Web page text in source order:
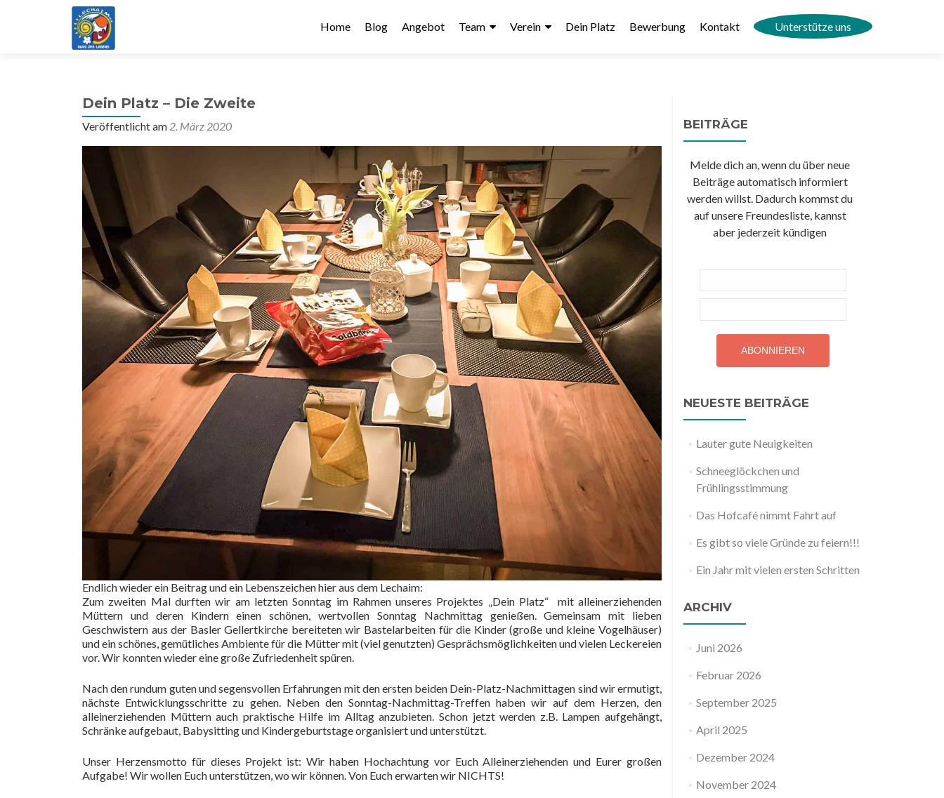
Home Blog Angebot Team Verein Dein Platz Bewerbung Kontakt Unterstütze uns
Dein Platz – Die Zweite
Veröffentlicht am 2. März 2020
Endlich wieder ein Beitrag und ein Lebenszeichen hier aus dem Lechaim:
Zum zweiten Mal durften wir am letzten Sonntag im Rahmen unseres Projektes „Dein Platz“
mit alleinerziehenden
Müttern und deren Kindern einen schönen, wertvollen Sonntag Nachmittag genießen. Gemeinsam mit lieben
Geschwistern aus der Basler Gellertkirche bereiteten wir Bastelarbeiten für die Kinder (große und kleine Vogelhäuser)
und ein schönes, gemütliches Ambiente für die Mütter mit (viel genutzten) Gesprächsmöglichkeiten und vielen Leckereien
vor. Wir konnten wieder eine große Zufriedenheit spüren.
Nach den rundum guten und segensvollen Erfahrungen mit den ersten beiden Dein-Platz-Nachmittagen sind wir ermutigt,
nächste Entwicklungsschritte zu gehen. Neben den Sonntag-Nachmittag-Treffen haben wir auf dem Herzen, den
alleinerziehenden Müttern auch praktische Hilfe im Alltag anzubieten. Schon jetzt werden z.B. Lampen aufgehängt,
Schränke aufgebaut, Babysitting und Kindergeburtstage organisiert und unterstützt.
Unser Herzensmotto für dieses Projekt ist: Wir haben Hochachtung vor Euch Alleinerziehenden und Eurer großen
Aufgabe! Wir wollen Euch unterstützen, wo wir können. Von Euch erwarten wir NICHTS!
BEITRÄGE
Melde dich an, wenn du über neue
Beiträge automatisch informiert
werden willst. Dadurch kommst du
auf unsere Freundesliste, kannst
aber jederzeit kündigen
NEUESTE BEITRÄGE
Lauter gute Neuigkeiten
Schneeglöckchen und
Frühlingsstimmung
Das Hofcafé nimmt Fahrt auf
Es gibt so viele Gründe zu feiern!!!
Ein Jahr mit vielen ersten Schritten
ARCHIV
Juni 2026
Februar 2026
September 2025
April 2025
Dezember 2024
November 2024